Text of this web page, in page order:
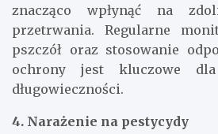
znacząco wpłynąć na
przetrwania. Regularne
pszczół oraz stosowanie
ochrony jest kluczowe
długowieczności.
4. Narażenie na pestycydy